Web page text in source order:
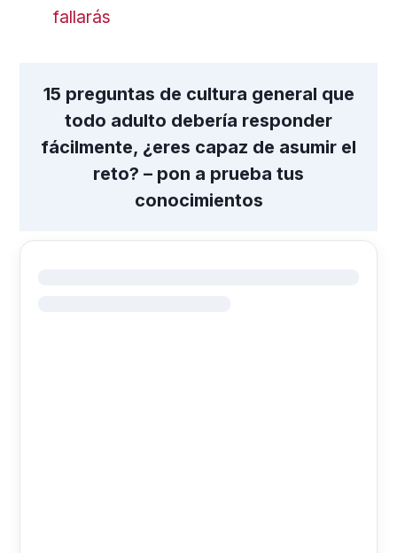
fallarás
15 preguntas de cultura general que
todo adulto debería responder
fácilmente, ¿eres capaz de asumir el
reto? – pon a prueba tus
conocimientos